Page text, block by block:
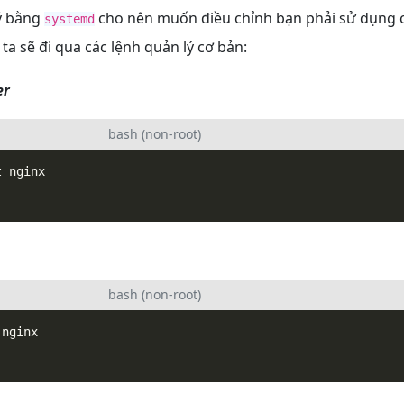
bằng systemd cho nên muốn điều chỉnh bạn phải sử dụng
sẽ đi qua các lệnh quản lý cơ bản:
bash (non-root)
bash (non-root)